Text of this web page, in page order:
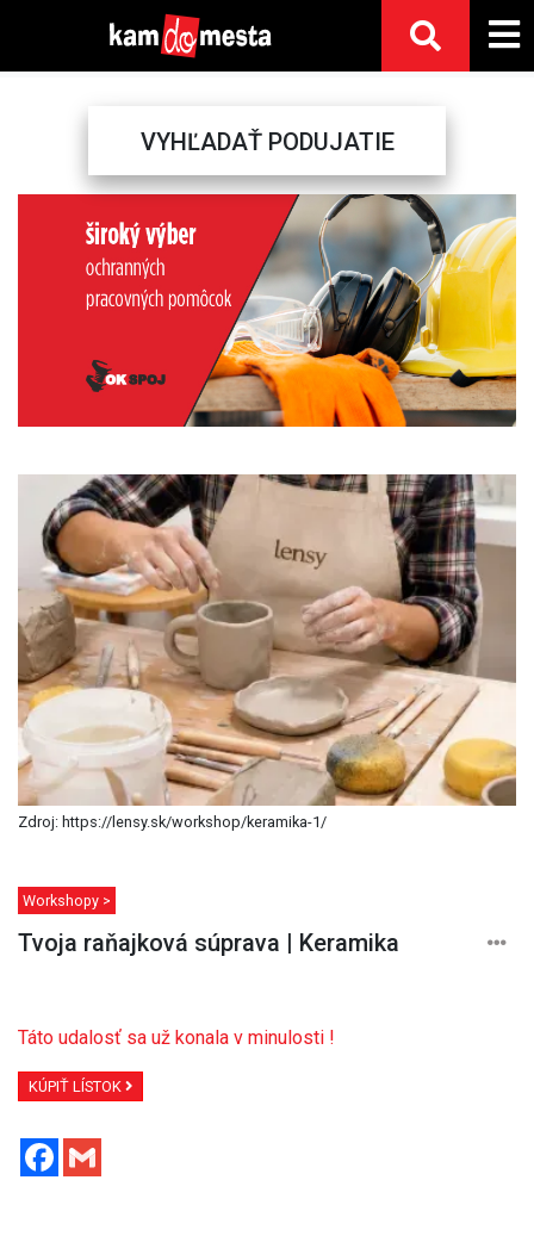
VYHĽADAŤ PODUJATIE
Next
Zdroj: https://lensy.sk/workshop/keramika-1/
Workshopy >
Tvoja raňajková súprava | Keramika
Táto udalosť sa už konala v minulosti !
KÚPIŤ LÍSTOK
Facebook